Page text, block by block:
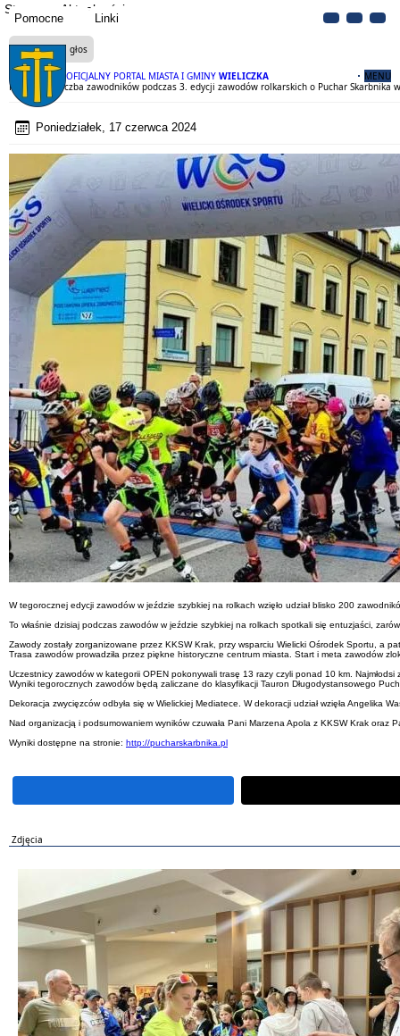
Pomocne Linki
OFICJALNY PORTAL MIASTA I GMINY WIELICZKA MENU
Strona Aktualności
Czytaj na głos
Rekordowa liczba zawodników podczas 3. edycji zawodów rolkarskich o Puchar Skarbnika
Poniedziałek, 17 czerwca 2024
W tegorocznej edycji zawodów w jeździe szybkiej na rolkach wzięło udział blisko 200
To właśnie dzisiaj podczas zawodów w jeździe szybkiej na rolkach spotkali się entuzjaści,
Zawody zostały zorganizowane przez KKSW Krak, przy wsparciu Wielicki Ośrodek Sportu, a
Trasa zawodów prowadziła przez piękne historyczne centrum miasta. Start i meta zawodów
Uczestnicy zawodów w kategorii OPEN pokonywali trasę 13 razy czyli ponad 10 km.
Wyniki tegorocznych zawodów będą zaliczane do klasyfikacji Tauron Długodystansowego
Dekoracja zwycięzców odbyła się w Wielickiej Mediatece. W dekoracji udział wzięła Angelika
Nad organizacją i podsumowaniem wyników czuwała Pani Marzena Apola z KKSW Krak oraz
Wyniki dostępne na stronie: http://pucharskarbnika.pl
Zdjęcia